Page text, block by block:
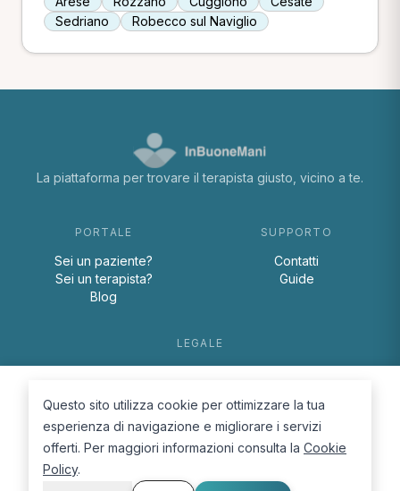
Sedriano
Robecco sul Naviglio
La piattaforma per trovare il terapista giusto, vicino a te.
PORTALE
Sei un paziente?
Sei un terapista?
Blog
SUPPORTO
Contatti
Guide
LEGALE
Cookie Policy
Questo sito utilizza cookie per ottimizzare la tua
esperienza di navigazione e migliorare i servizi
offerti. Per maggiori informazioni consulta la Cookie
Policy.